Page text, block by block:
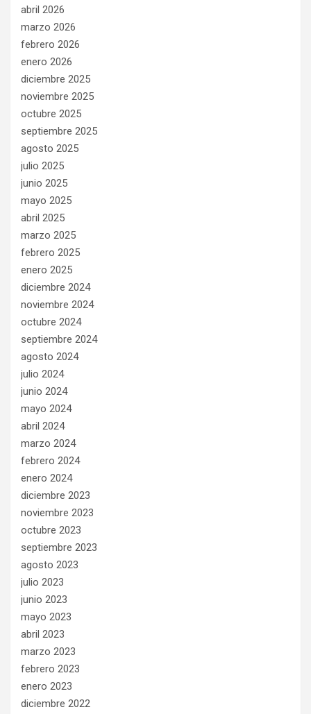
abril 2026
marzo 2026
febrero 2026
enero 2026
diciembre 2025
noviembre 2025
octubre 2025
septiembre 2025
agosto 2025
julio 2025
junio 2025
mayo 2025
abril 2025
marzo 2025
febrero 2025
enero 2025
diciembre 2024
noviembre 2024
octubre 2024
septiembre 2024
agosto 2024
julio 2024
junio 2024
mayo 2024
abril 2024
marzo 2024
febrero 2024
enero 2024
diciembre 2023
noviembre 2023
octubre 2023
septiembre 2023
agosto 2023
julio 2023
junio 2023
mayo 2023
abril 2023
marzo 2023
febrero 2023
enero 2023
diciembre 2022